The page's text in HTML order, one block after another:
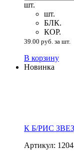
шт.
шт.
БЛК.
КОР.
39.00 руб. за шт.
В корзину
Новинка
К Б/РИС
Артикул: